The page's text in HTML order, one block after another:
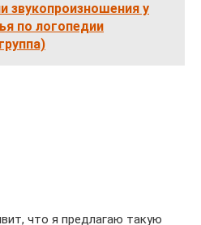
звукопроизношения у
по логопедии
что я предлагаю такую